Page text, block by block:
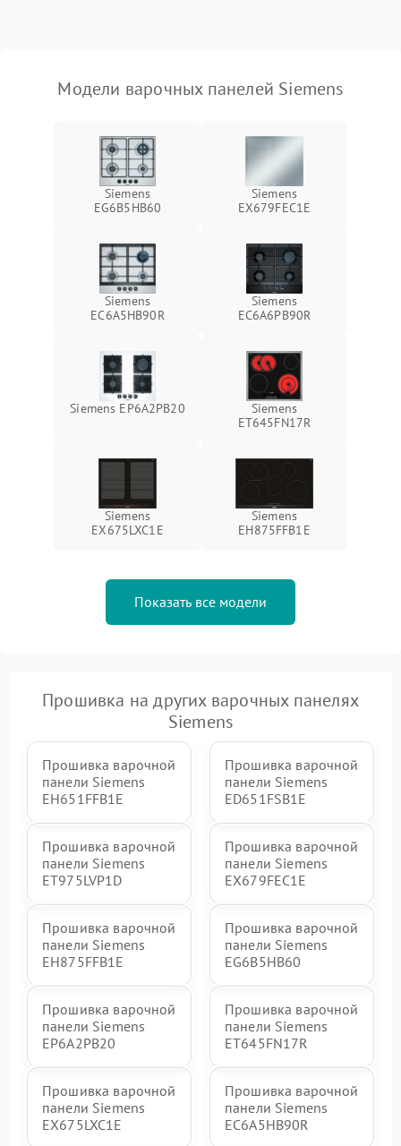
Модели варочных панелей Siemens
Siemens
EG6B5HB60
Siemens
EX679FEC1E
Siemens
EC6A5HB90R
Siemens
EC6A6PB90R
Siemens EP6A2PB20
Siemens
ET645FN17R
Siemens
EX675LXC1E
Siemens
EH875FFB1E
Показать все модели
Прошивка на других варочных панелях
Siemens
Прошивка варочной
панели Siemens
EH651FFB1E
Прошивка варочной
панели Siemens
ED651FSB1E
Прошивка варочной
панели Siemens
ET975LVP1D
Прошивка варочной
панели Siemens
EX679FEC1E
Прошивка варочной
панели Siemens
EH875FFB1E
Прошивка варочной
панели Siemens
EG6B5HB60
Прошивка варочной
панели Siemens
EP6A2PB20
Прошивка варочной
панели Siemens
ET645FN17R
Прошивка варочной
панели Siemens
EX675LXC1E
Прошивка варочной
панели Siemens
EC6A5HB90R